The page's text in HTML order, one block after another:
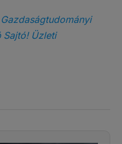
Sajtó! Üzleti